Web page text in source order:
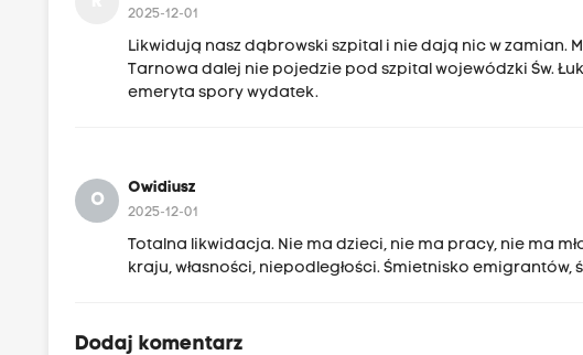
2025-12-01
Likwidują nasz dąbrowski szpital i nie dają nic w zamian.
Tarnowa dalej nie pojedzie pod szpital wojewódzki Św.
emeryta spory wydatek.
O
Owidiusz
2025-12-01
Totalna likwidacja. Nie ma dzieci, nie ma pracy, nie ma
kraju, własności, niepodległości. Śmietnisko
Dodaj komentarz